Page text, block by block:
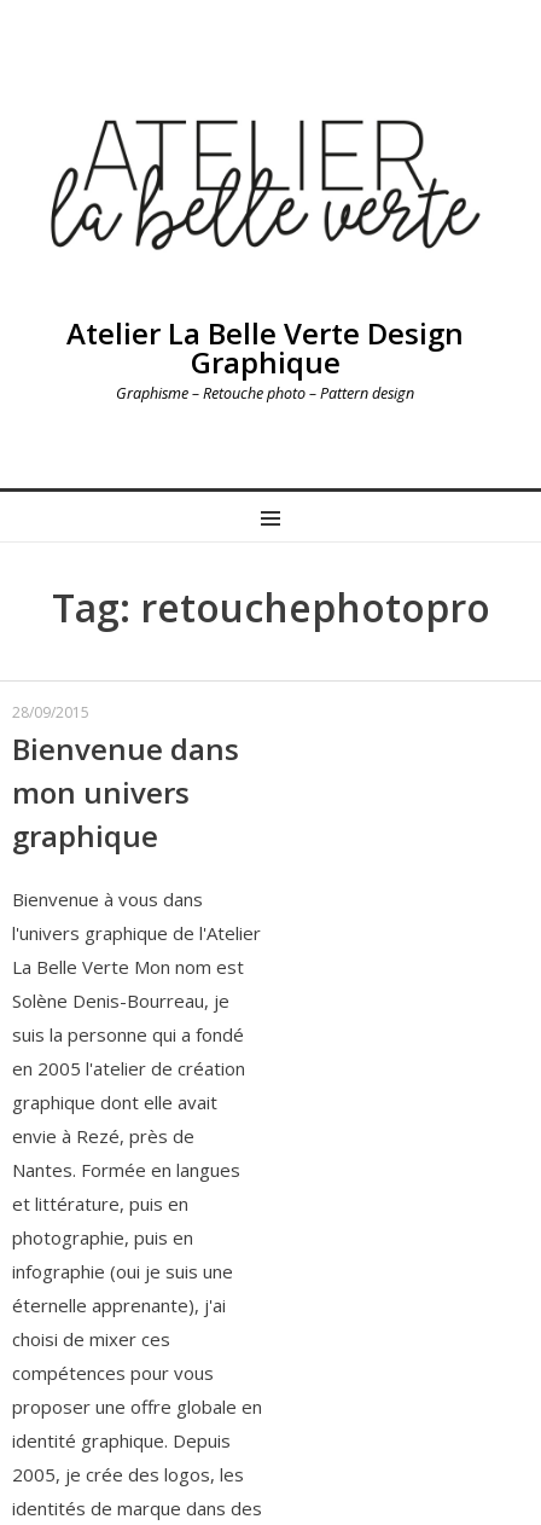
Atelier La Belle Verte Design
Graphique
Graphisme – Retouche photo – Pattern design
MENU
Tag: retouchephotopro
28/09/2015
Bienvenue dans
mon univers
graphique
Bienvenue à vous dans
l'univers graphique de l'Atelier
La Belle Verte Mon nom est
Solène Denis-Bourreau, je
suis la personne qui a fondé
en 2005 l'atelier de création
graphique dont elle avait
envie à Rezé, près de
Nantes. Formée en langues
et littérature, puis en
photographie, puis en
infographie (oui je suis une
éternelle apprenante), j'ai
choisi de mixer ces
compétences pour vous
proposer une offre globale en
identité graphique. Depuis
2005, je crée des logos, les
identités de marque dans des